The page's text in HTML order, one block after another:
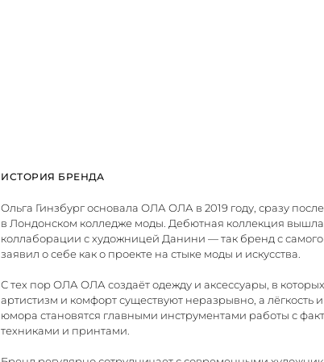
ИСТОРИЯ БРЕНДА
Ольга Гинзбург основала ОЛА ОЛА в 2019 году, сразу
в Лондонском колледже моды. Дебютная коллекция
коллаборации с художницей Данини — так бренд с
заявил о себе как о проекте на стыке моды и искусства.
С тех пор ОЛА ОЛА создаёт одежду и аксессуары, в которых
артистизм и комфорт существуют неразрывно, а лёгкость и
юмора становятся главными инструментами работы с
техниками и принтами.